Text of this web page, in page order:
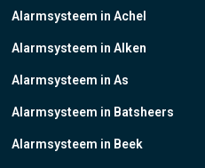
Alarmsysteem in Achel
Alarmsysteem in Alken
Alarmsysteem in As
Alarmsysteem in Batsheers
Alarmsysteem in Beek